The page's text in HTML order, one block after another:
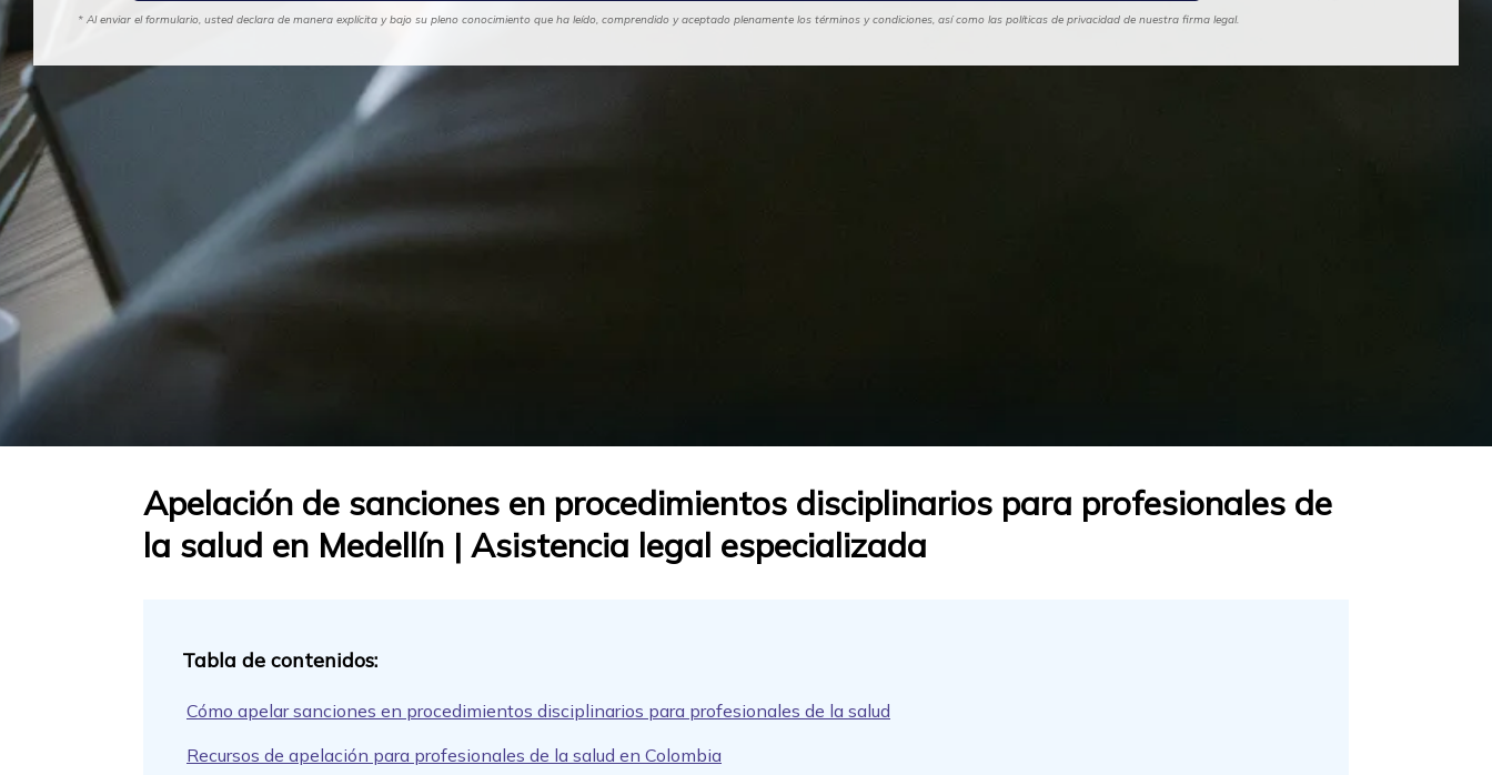
* Al enviar el formulario, usted declara de manera explícita y bajo su pleno conocimiento que ha leído, comprendido y aceptado plenamente los términos y condiciones, así como las políticas de privacidad de nuestra firma legal.
Apelación de sanciones en procedimientos disciplinarios para profesionales de
la salud en Medellín | Asistencia legal especializada
Cómo apelar sanciones en procedimientos disciplinarios para profesionales de la salud
Recursos de apelación para profesionales de la salud en Colombia